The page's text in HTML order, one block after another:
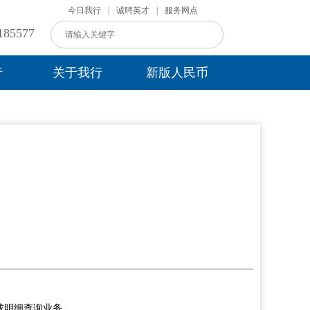
今日我行 诚聘英才 服务网点
关于我行 新版人民币